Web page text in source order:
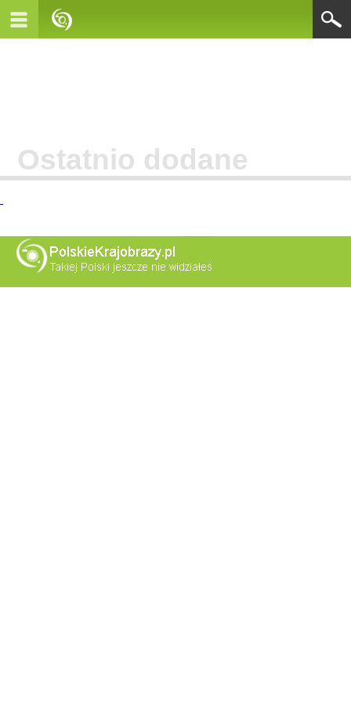
Ostatnio dodane